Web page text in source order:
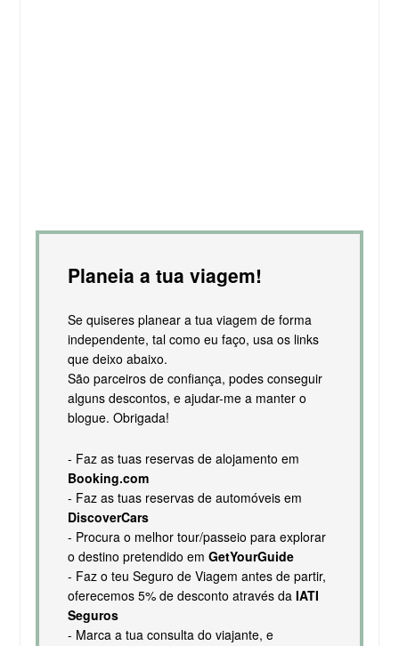
Planeia a tua viagem!
Se quiseres planear a tua viagem de forma
independente, tal como eu faço, usa os links
que deixo abaixo.
São parceiros de confiança, podes conseguir
alguns descontos, e ajudar-me a manter o
blogue. Obrigada!
- Faz as tuas reservas de alojamento em
Booking.com
- Faz as tuas reservas de automóveis em
DiscoverCars
- Procura o melhor tour/passeio para explorar
o destino pretendido em GetYourGuide
- Faz o teu Seguro de Viagem antes de partir,
oferecemos 5% de desconto através da IATI
Seguros
- Marca a tua consulta do viajante, e